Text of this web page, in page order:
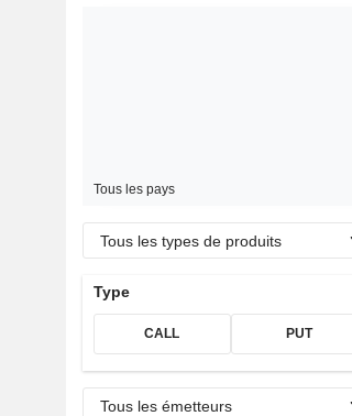
Tous les pays
Tous les types de produits
Type
CALL PUT
Tous les émetteurs